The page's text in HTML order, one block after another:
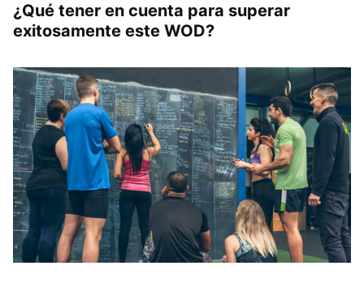
¿Qué tener en cuenta para superar
exitosamente este WOD?